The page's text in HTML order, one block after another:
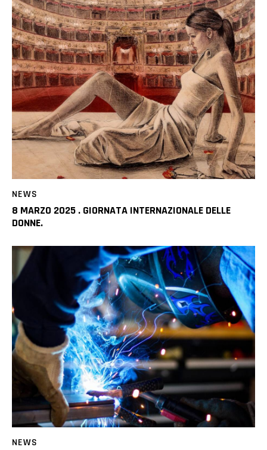
NEWS
8 MARZO 2025 . GIORNATA INTERNAZIONALE DELLE
DONNE.
NEWS